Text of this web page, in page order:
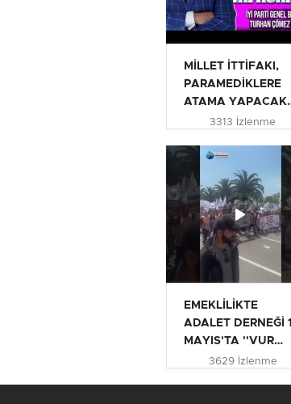
MİLLET İTTİFAKI,
PARAMEDİKLERE
ATAMA YAPACAK
MI? | TURHAN...
3313 İzlenme
EMEKLİLİKTE
ADALET DERNEĞİ 1
MAYIS'TA ''VUR
VUR İNLESİN VE...
3629 İzlenme